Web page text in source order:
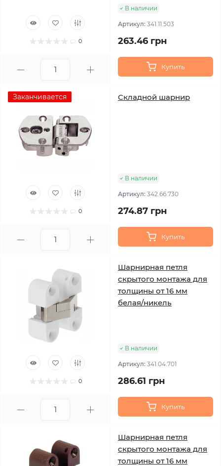
0
В наличии
Артикул: 341.11.503
263.46 грн
Купить
Заканчивается
0
Складной шарнир
В наличии
Артикул: 342.66.730
274.87 грн
Купить
0
Шарнирная петля
скрытого монтажа для
толщины от 16 мм
белая/никель
В наличии
Артикул: 341.04.701
286.61 грн
Купить
Шарнирная петля
скрытого монтажа для
толщины от 16 мм